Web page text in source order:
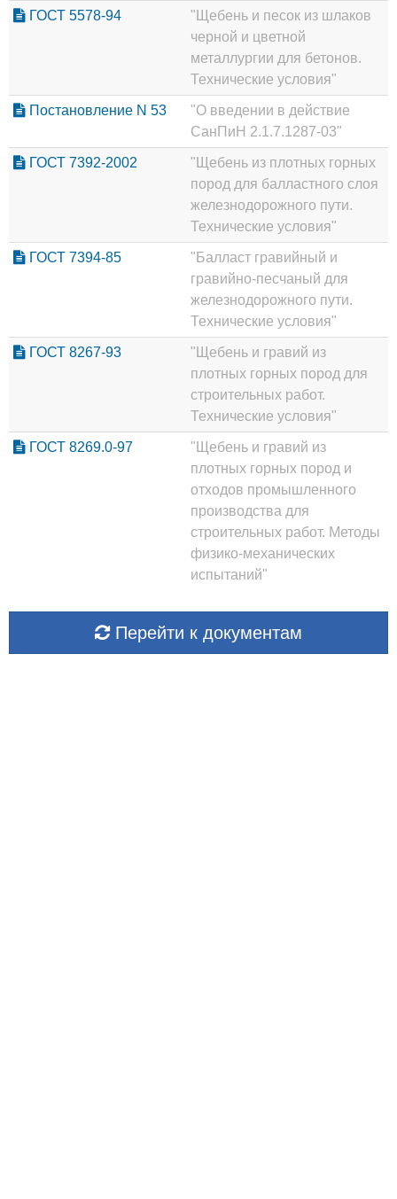
ГОСТ 5578-94
"Щебень и песок из шлаков
черной и цветной
металлургии для бетонов.
Технические условия"
Постановление N 53
"О введении в действие
СанПиН 2.1.7.1287-03"
ГОСТ 7392-2002
"Щебень из плотных горных
пород для балластного слоя
железнодорожного пути.
Технические условия"
ГОСТ 7394-85
"Балласт гравийный и
гравийно-песчаный для
железнодорожного пути.
Технические условия"
ГОСТ 8267-93
"Щебень и гравий из
плотных горных пород для
строительных работ.
Технические условия"
ГОСТ 8269.0-97
"Щебень и гравий из
плотных горных пород и
отходов промышленного
производства для
строительных работ. Методы
физико-механических
испытаний"
Перейти к документам